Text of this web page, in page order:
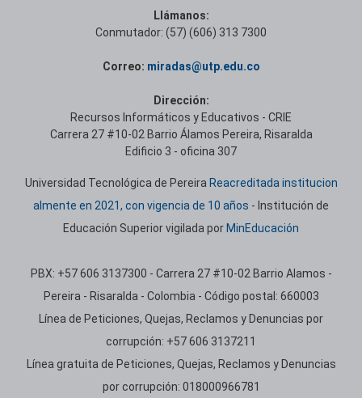
Llámanos:
Conmutador: (57) (606) 313 7300
Correo: miradas@utp.edu.co
Dirección:
Recursos Informáticos y Educativos - CRIE
Carrera 27 #10-02 Barrio Álamos Pereira, Risaralda
Edificio 3 - oficina 307
Universidad Tecnológica de Pereira Reacreditada institucion
almente en 2021, con vigencia de 10 años - Institución de
Educación Superior vigilada por MinEducación
PBX: +57 606 3137300 - Carrera 27 #10-02 Barrio Alamos -
Pereira - Risaralda - Colombia - Código postal: 660003
Línea de Peticiones, Quejas, Reclamos y Denuncias por
corrupción: +57 606 3137211
Línea gratuita de Peticiones, Quejas, Reclamos y Denuncias
por corrupción: 018000966781